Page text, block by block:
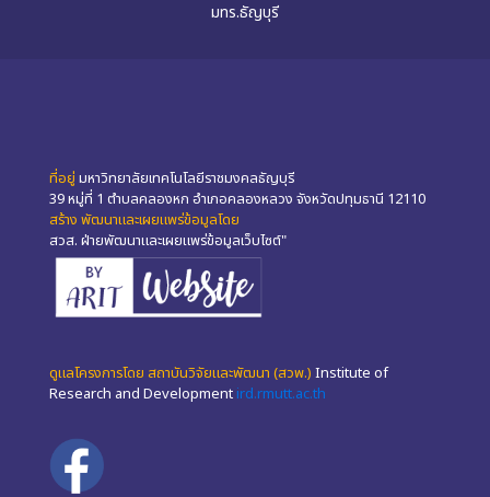
มทร.ธัญบุรี
ที่อยู่ มหาวิทยาลัยเทคโนโลยีราชมงคลธัญบุรี
39 หมู่ที่ 1 ตำบลคลองหก อำเภอคลองหลวง จังหวัดปทุมธานี 12110
สร้าง พัฒนาและเผยแพร่ข้อมูลโดย
สวส. ฝ่ายพัฒนาและเผยแพร่ข้อมูลเว็บไซต์"
ดูแลโครงการโดย สถาบันวิจัยและพัฒนา (สวพ.) Institute of
Research and Development ird.rmutt.ac.th